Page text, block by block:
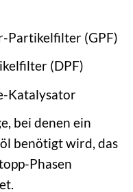
Partikelfilter (GPF)
(DPF)
Katalysator
bei denen ein
benötigt wird, das
Phasen